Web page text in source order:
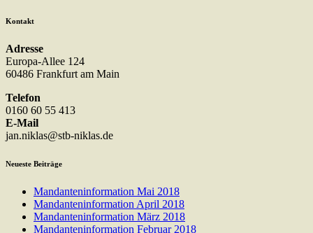
Kontakt
Adresse
Europa-Allee 124
60486 Frankfurt am Main
Telefon
0160 60 55 413
E-Mail
jan.niklas@stb-niklas.de
Neueste Beiträge
Mandanteninformation Mai 2018
Mandanteninformation April 2018
Mandanteninformation März 2018
Mandanteninformation Februar 2018